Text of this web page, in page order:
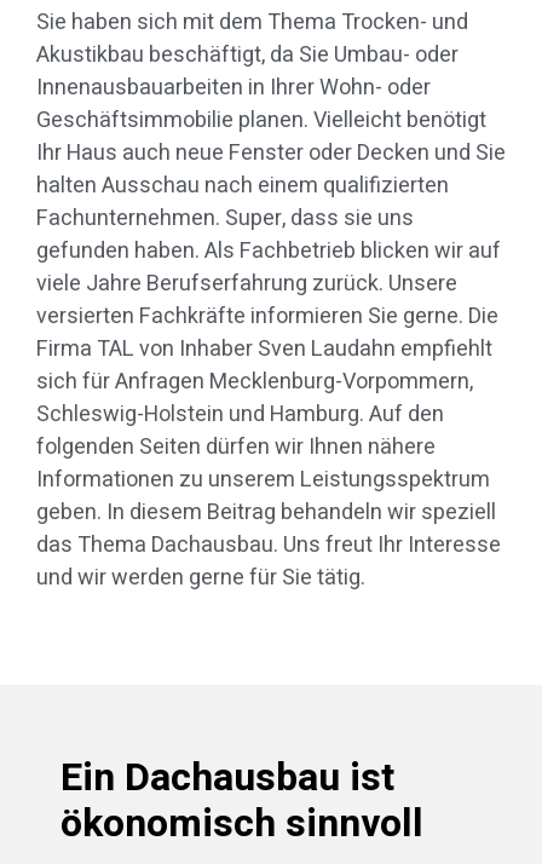
Sie haben sich mit dem Thema Trocken- und
Akustikbau beschäftigt, da Sie Umbau- oder
Innenausbauarbeiten in Ihrer Wohn- oder
Geschäftsimmobilie planen. Vielleicht benötigt
Ihr Haus auch neue Fenster oder Decken und Sie
halten Ausschau nach einem qualifizierten
Fachunternehmen. Super, dass sie uns
gefunden haben. Als Fachbetrieb blicken wir auf
viele Jahre Berufserfahrung zurück. Unsere
versierten Fachkräfte informieren Sie gerne. Die
Firma TAL von Inhaber Sven Laudahn empfiehlt
sich für Anfragen Mecklenburg-Vorpommern,
Schleswig-Holstein und Hamburg. Auf den
folgenden Seiten dürfen wir Ihnen nähere
Informationen zu unserem Leistungsspektrum
geben. In diesem Beitrag behandeln wir speziell
das Thema Dachausbau. Uns freut Ihr Interesse
und wir werden gerne für Sie tätig.
Ein Dachausbau ist
ökonomisch sinnvoll